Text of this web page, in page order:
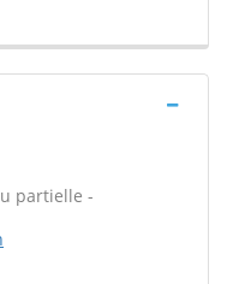
partielle -